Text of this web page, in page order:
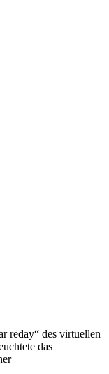
reday“ des virtuellen
das